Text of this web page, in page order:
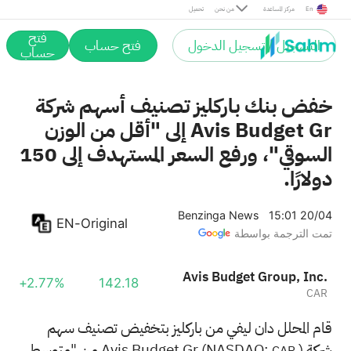
تحميل من نحن مركز المساعدة En
التسجيل / تسجيل الدخول فتح حساب فتح
حساب
خفض بنك باركليز تصنيف أسهم شركة
Avis Budget Gr إلى "أقل من الوزن
السوقي"، ورفع السعر المستهدف إلى 150
دولارًا.
Benzinga News
15:01 20/04
تمت الترجمة بواسطة
EN-Original
Avis Budget Group, Inc.
CAR
142.18
+2.77%
قام المحلل دان ليفي من باركليز بتخفيض تصنيف سهم